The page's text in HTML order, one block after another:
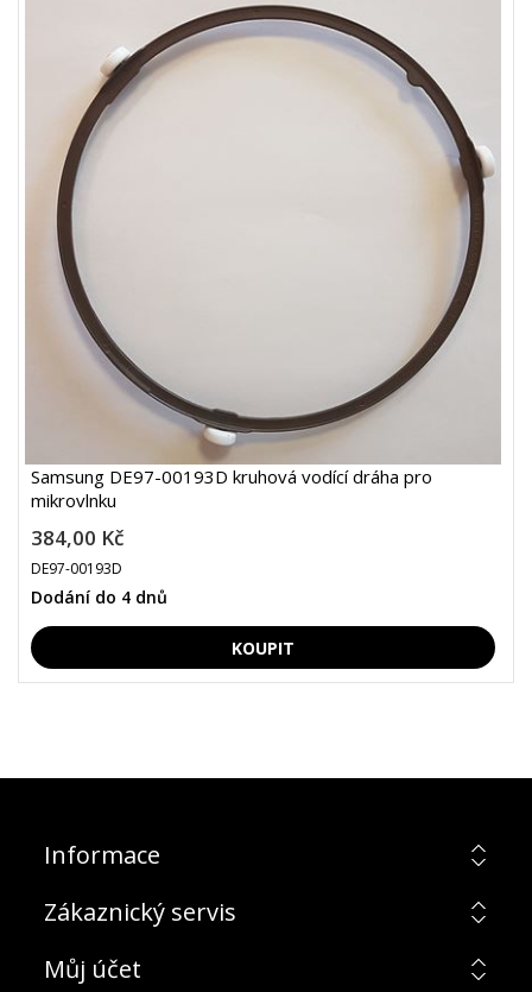
Samsung DE97-00193D kruhová vodící dráha pro
mikrovlnku
384,00 Kč
DE97-00193D
Dodání do 4 dnů
Informace
Zákaznický servis
Můj účet